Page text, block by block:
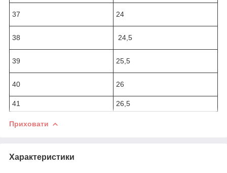
37 24
38 24,5
39 25,5
40 26
41 26,5
Приховати
Характеристики